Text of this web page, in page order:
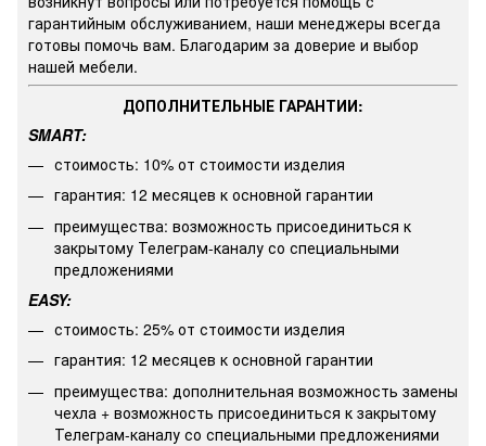
гарантийным обслуживанием, наши менеджеры всегда
готовы помочь вам. Благодарим за доверие и выбор
нашей мебели.
ДОПОЛНИТЕЛЬНЫЕ ГАРАНТИИ:
SMART:
стоимость: 10% от стоимости изделия
гарантия: 12 месяцев к основной гарантии
преимущества: возможность присоединиться к
закрытому Телеграм-каналу со специальными
предложениями
EASY:
стоимость: 25% от стоимости изделия
гарантия: 12 месяцев к основной гарантии
преимущества: дополнительная возможность замены
чехла + возможность присоединиться к закрытому
Телеграм-каналу со специальными предложениями